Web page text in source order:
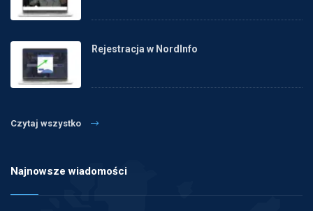
Rejestracja w NordInfo
Czytaj wszystko
Najnowsze wiadomości